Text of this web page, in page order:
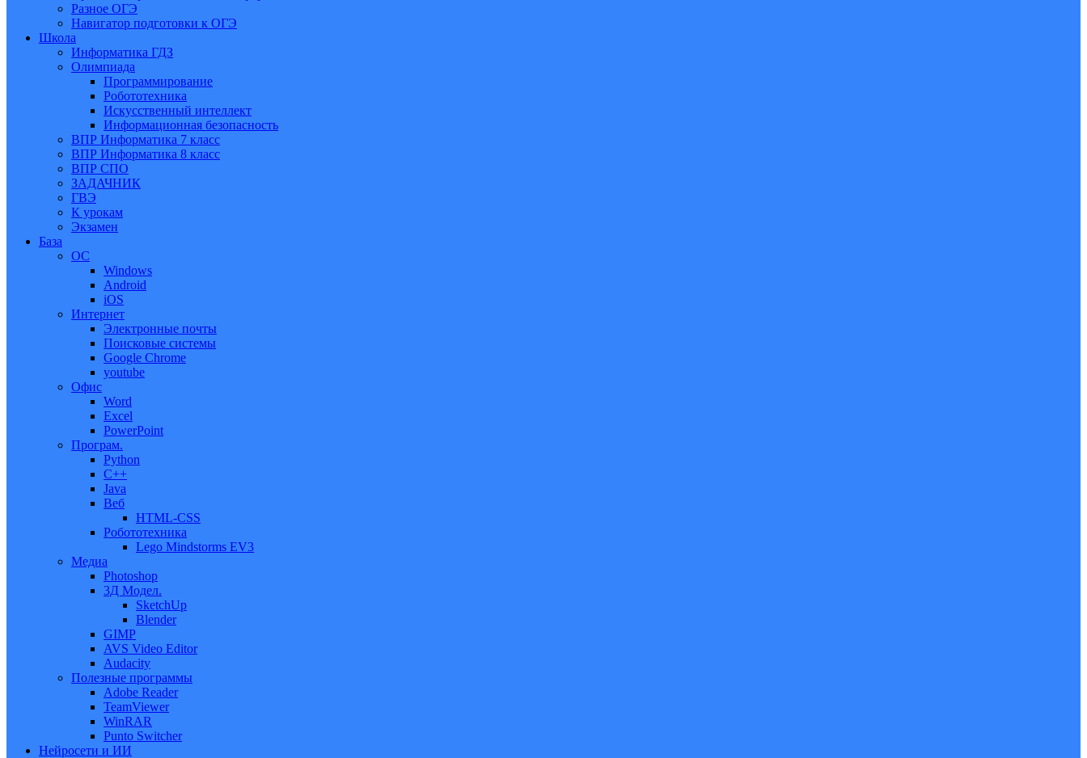
Разное ОГЭ
Навигатор подготовки к ОГЭ
Школа
Информатика ГДЗ
Олимпиада
Программирование
Робототехника
Искусственный интеллект
Информационная безопасность
ВПР Информатика 7 класс
ВПР Информатика 8 класс
ВПР СПО
ЗАДАЧНИК
ГВЭ
К урокам
Экзамен
База
ОС
Windows
Android
iOS
Интернет
Электронные почты
Поисковые системы
Google Chrome
youtube
Офис
Word
Excel
PowerPoint
Програм.
Python
C++
Java
Веб
HTML-CSS
Робототехника
Lego Mindstorms EV3
Медиа
Photoshop
3Д Модел.
SketchUp
Blender
GIMP
AVS Video Editor
Audacity
Полезные программы
Adobe Reader
TeamViewer
WinRAR
Punto Switcher
Нейросети и ИИ